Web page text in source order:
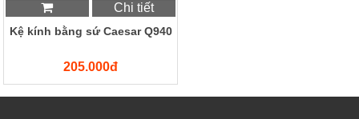
Chi tiết
Kệ kính bằng sứ Caesar Q940
205.000đ